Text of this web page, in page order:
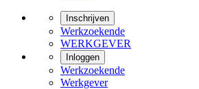
Inschrijven
Werkzoekende
WERKGEVER
Inloggen
Werkzoekende
Werkgever